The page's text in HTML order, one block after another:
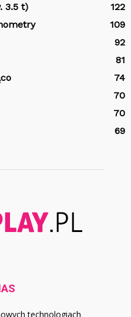
3.5 t)
122
109
92
81
74
70
70
69
technologiach